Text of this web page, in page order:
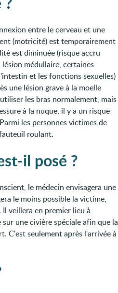
entre le cerveau et une
(motricité) est temporairement
est diminuée (risque accru
médullaire, certaines
et les fonctions sexuelles)
une lésion grave à la moelle
les bras normalement, mais
à la nuque, il y a un risque
les personnes victimes de
roulant.
il posé ?
le médecin envisagera une
le moins possible la victime,
veillera en premier lieu à
une civière spéciale afin que la
C'est seulement après l'arrivée à